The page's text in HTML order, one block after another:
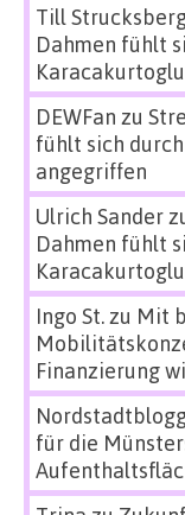
Till
Dahmen fühlt
DEWFan zu
fühlt sich
angegriffen
Ulrich Sander
Dahmen fühlt
Ingo St.zu Mit
Finanzierung
für die